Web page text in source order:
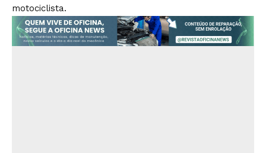
motociclista.